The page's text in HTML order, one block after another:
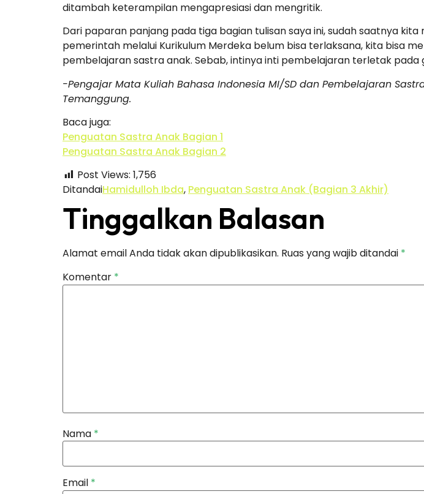
ditambah keterampilan mengapresiasi dan mengritik.
Dari paparan panjang pada tiga bagian tulisan saya ini, sudah saatnya
pemerintah melalui Kurikulum Merdeka belum bisa terlaksana, kita bisa
pembelajaran sastra anak. Sebab, intinya inti pembelajaran terletak
-Pengajar Mata Kuliah Bahasa Indonesia MI/SD dan Pembelajaran
Temanggung.
Baca juga:
Penguatan Sastra Anak Bagian 1
Penguatan Sastra Anak Bagian 2
Post Views: 1,756
DitandaiHamidulloh Ibda, Penguatan Sastra Anak (Bagian 3 Akhir)
Tinggalkan Balasan
Alamat email Anda tidak akan dipublikasikan. Ruas yang wajib ditandai *
Komentar *
Nama *
Email *